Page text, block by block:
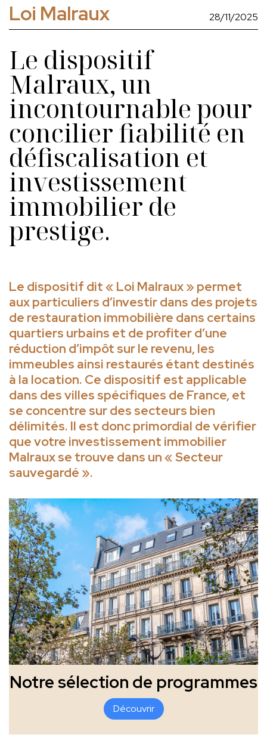
Loi Malraux 28/11/2025
Le dispositif
Malraux, un
incontournable pour
concilier fiabilité en
défiscalisation et
investissement
immobilier de
prestige.
Le dispositif dit « Loi Malraux » permet
aux particuliers d’investir dans des projets
de restauration immobilière dans certains
quartiers urbains et de profiter d’une
réduction d’impôt sur le revenu, les
immeubles ainsi restaurés étant destinés
à la location. Ce dispositif est applicable
dans des villes spécifiques de France, et
se concentre sur des secteurs bien
délimités. Il est donc primordial de vérifier
que votre investissement immobilier
Malraux se trouve dans un « Secteur
sauvegardé ».
Notre sélection de programmes
Découvrir